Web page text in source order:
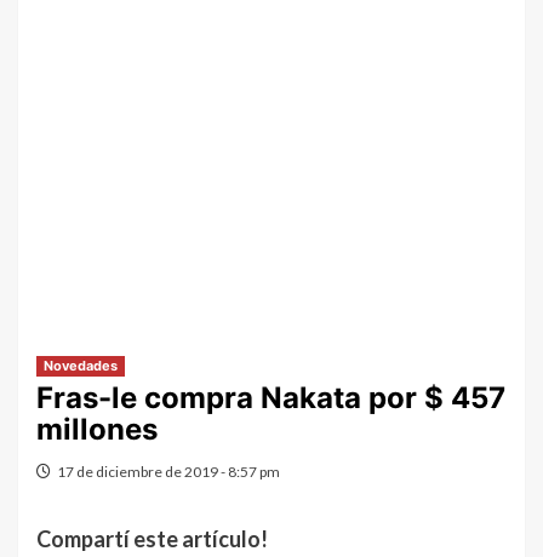
Novedades
Fras-le compra Nakata por $ 457
millones
17 de diciembre de 2019 - 8:57 pm
Compartí este artículo!